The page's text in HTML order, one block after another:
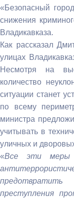
«Безопасный
снижения
Владикавказа.
Как рассказал
улицах
Несмотря на
количество
ситуации станет
по всему
министра
учитывать в
уличных и
«Все эти меры
предотвратить
преступления